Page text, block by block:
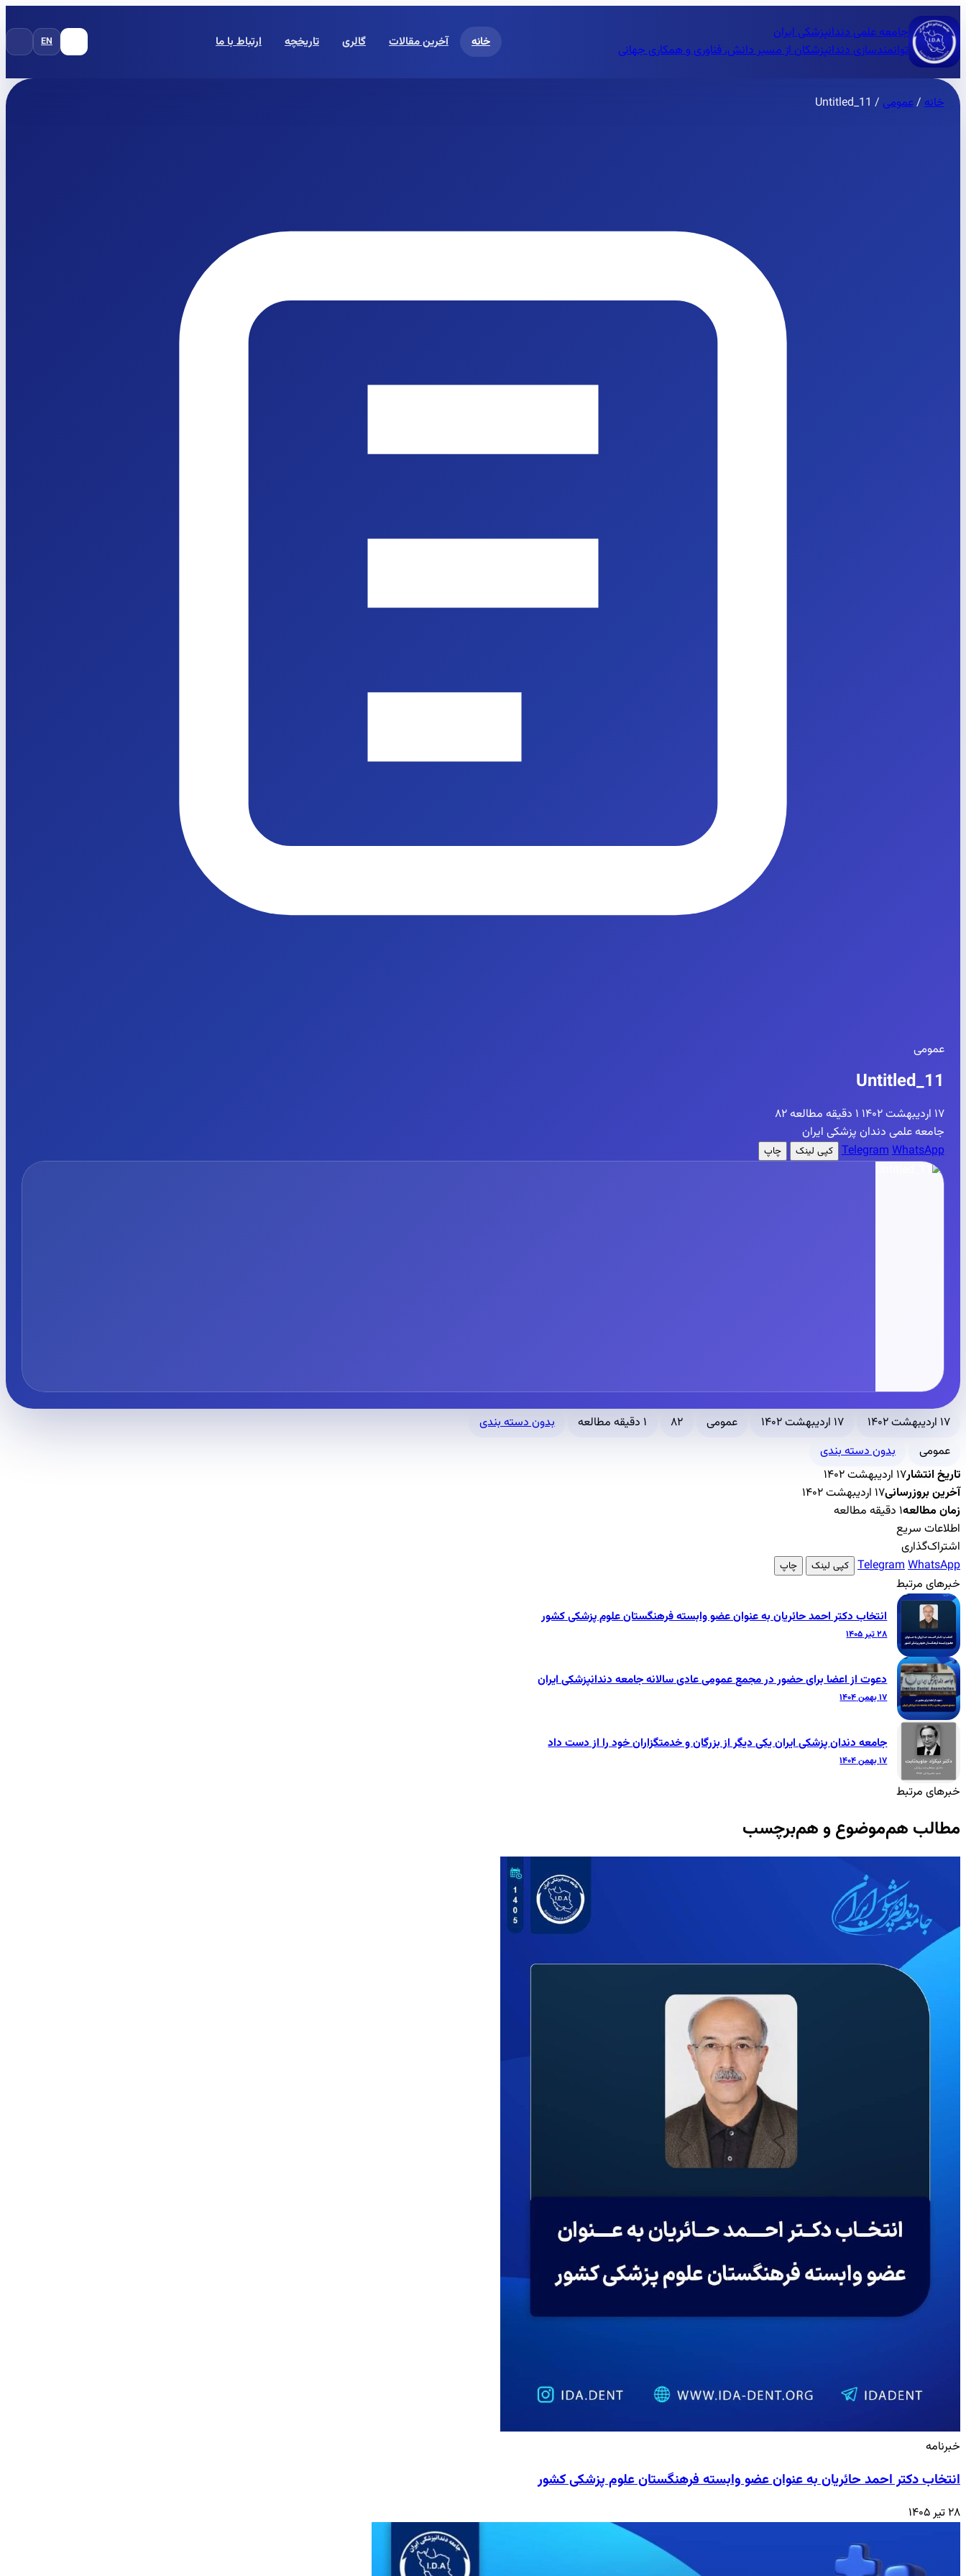
جامعه علمی دندانپزشکی ایران
توانمندسازی دندانپزشکان از مسیر دانش، فناوری و همکاری جهانی
خانه آخرین مقالات گالری تاریخچه ارتباط با ما EN
خانه/عمومی /
Untitled_11
عمومی
Untitled_11
۱۷ اردیبهشت ۱۴۰۲ ۱ دقیقه مطالعه
۸۲
جامعه علمی دندان پزشکی ایران
TelegramWhatsApp کپی لینک چاپ
۱۷ اردیبهشت ۱۴۰۲ ۱۷ اردیبهشت ۱۴۰۲ عمومی ۸۲ ۱ دقیقه مطالعه
بدون دسته بندی
عمومی
بدون دسته بندی
تاریخ انتشار۱۷ اردیبهشت ۱۴۰۲
آخرین بروزرسانی۱۷ اردیبهشت ۱۴۰۲
زمان مطالعه۱ دقیقه مطالعه
اطلاعات سریع
اشتراک‌گذاری
TelegramWhatsApp کپی لینک چاپ
خبرهای مرتبط
انتخاب دکتر احمد حائریان به عنوان عضو وابسته فرهنگستان علوم پزشکی کشور
۲۸ تیر ۱۴۰۵
دعوت از اعضا برای حضور در مجمع عمومی عادی سالانه جامعه دندانپزشکی ایران
۱۷ بهمن ۱۴۰۴
جامعه دندان پزشکی ایران یکی دیگر از بزرگان و خدمتگزاران خود را از دست داد
۱۷ بهمن ۱۴۰۴
خبرهای مرتبط
مطالب هم‌موضوع و هم‌برچسب
خبرنامه
انتخاب دکتر احمد حائریان به عنوان عضو وابسته فرهنگستان علوم پزشکی کشور
۲۸ تیر ۱۴۰۵